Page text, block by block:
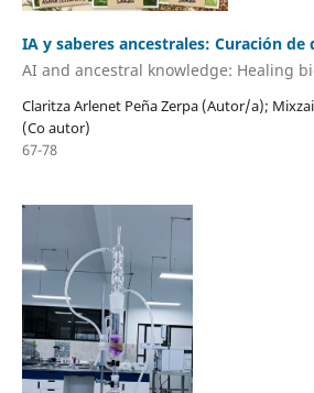
IA y saberes ancestrales: Curación
AI and ancestral knowledge: Healing
Claritza Arlenet Peña Zerpa (Autor/a);
(Co autor)
67-78